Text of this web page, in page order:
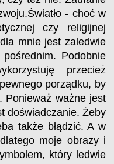
- choć w
czy religijnej
mnie jest zaledwie
Podobnie
przecież
porządku, by
Ponieważ ważne jest
doświadczanie. Żeby
także błądzić. A w
moje obrazy i
który ledwie